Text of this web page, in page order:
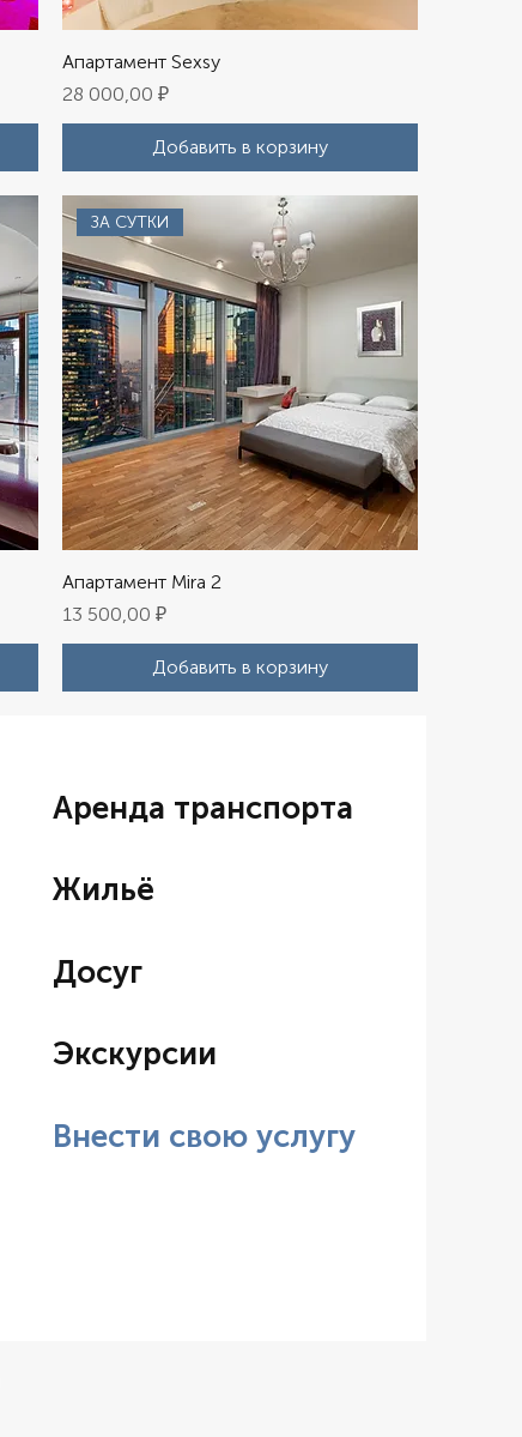
Апартамент Sexsy
Цена
28 000,00 ₽
Добавить в корзину
ЗА СУТКИ
Апартамент Mira 2
Цена
13 500,00 ₽
Добавить в корзину
Аренда транспорта
Жильё
Досуг
Экскурсии
Внести свою услугу